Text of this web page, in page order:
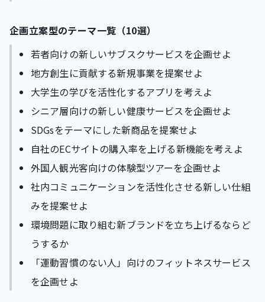
企画立案型のテーマ一覧（10選）
若者向けの新しいサブスクサービスを企画せよ
地方創生に貢献する新規事業を提案せよ
大学生の学びを活性化するアプリを考えよ
シニア層向けの新しい健康サービスを企画せよ
SDGsをテーマにした新商品を提案せよ
自社のECサイトの購入率を上げる新機能を考えよ
外国人観光客向けの体験型ツアーを企画せよ
社内コミュニケーションを活性化させる新しい仕組
みを提案せよ
環境問題に取り組む新ブランドを立ち上げるならど
うするか
「運動習慣のない人」向けのフィットネスサービス
を企画せよ